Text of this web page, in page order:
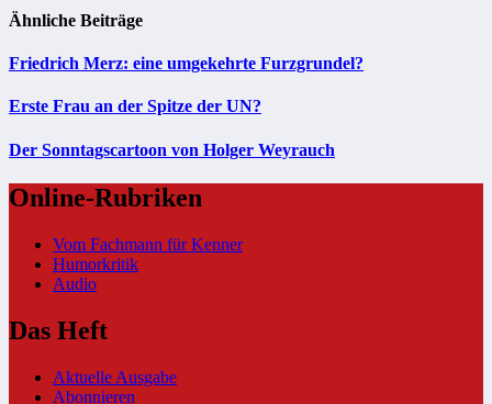
Ähnliche Beiträge
Friedrich Merz: eine umgekehrte Furzgrundel?
Erste Frau an der Spitze der UN?
Der Sonntagscartoon von Holger Weyrauch
Online-Rubriken
Vom Fachmann für Kenner
Humorkritik
Audio
Das Heft
Aktuelle Ausgabe
Abonnieren